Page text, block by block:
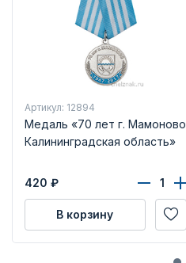
Артикул: 12894
Медаль «70 лет г. Мамоново
Калининградская область»
420 ₽
В корзину